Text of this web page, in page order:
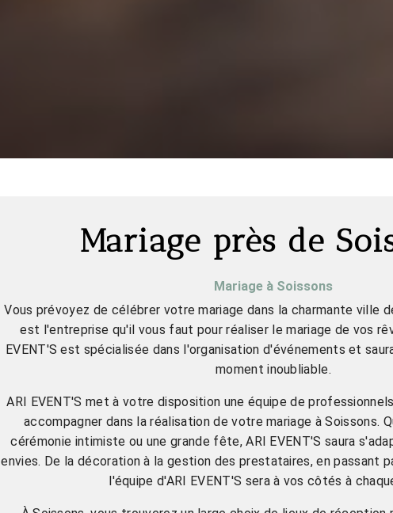
Mariage près de
Mariage à Soissons
Vous prévoyez de célébrer votre mariage dans la charmante ville
est l'entreprise qu'il vous faut pour réaliser le mariage de vos
EVENT'S est spécialisée dans l'organisation d'événements et
moment inoubliable.
ARI EVENT'S met à votre disposition une équipe de
accompagner dans la réalisation de votre mariage à Soissons.
cérémonie intimiste ou une grande fête, ARI EVENT'S saura
envies. De la décoration à la gestion des prestataires, en passant
l'équipe d'ARI EVENT'S sera à vos côtés à